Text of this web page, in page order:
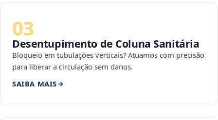
03
Desentupimento de Coluna Sanitária
Bloqueio em tubulações verticais? Atuamos com precisão
para liberar a circulação sem danos.
SAIBA MAIS